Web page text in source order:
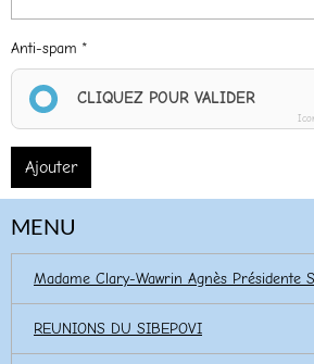
Anti-spam
CLIQUEZ POUR VALIDER
Ajouter
MENU
Madame Clary-Wawrin Agnès Présidente
REUNIONS DU SIBEPOVI